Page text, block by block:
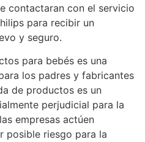
contactaran con el servicio
para recibir un
y seguro.
para bebés es una
los padres y fabricantes
de productos es un
perjudicial para la
empresas actúen
posible riesgo para la